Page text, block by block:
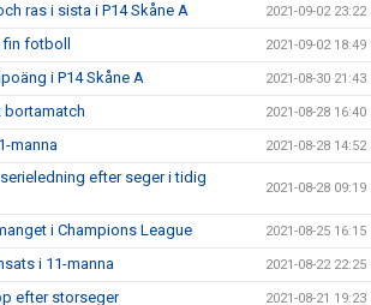
ras i sista i P14 Skåne A 2021-09-02 23:22
fotboll 2021-09-02 18:49
i P14 Skåne A 2021-08-30 21:43
bortamatch 2021-08-28 16:40
manna 2021-08-28 14:52
efter seger i tidig
2021-08-28 09:19
i Champions League 2021-08-25 16:15
i 11-manna 2021-08-22 22:25
efter storseger 2021-08-21 19:23